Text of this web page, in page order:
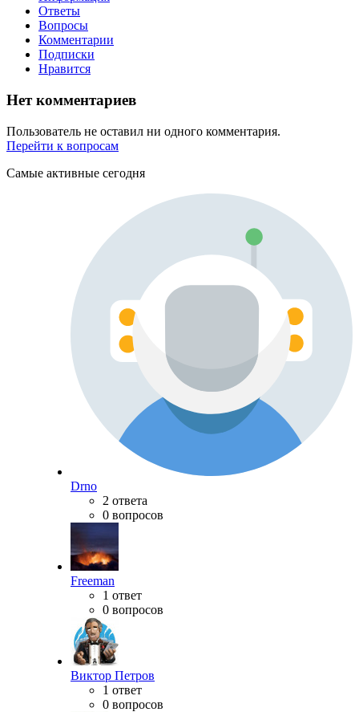
Ответы
Вопросы
Комментарии
Подписки
Нравится
Нет комментариев
Пользователь не оставил ни одного комментария.
Перейти к вопросам
Самые активные сегодня
Drno
2 ответа
0 вопросов
Freeman
1 ответ
0 вопросов
Виктор Петров
1 ответ
0 вопросов